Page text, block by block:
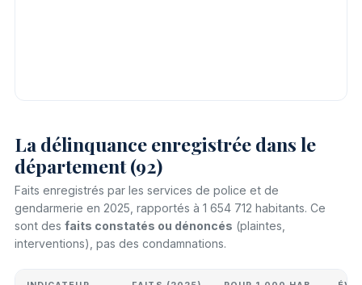
La délinquance enregistrée dans le
département (92)
Faits enregistrés par les services de police et de
gendarmerie en 2025, rapportés à 1 654 712 habitants. Ce
sont des faits constatés ou dénoncés (plaintes,
interventions), pas des condamnations.